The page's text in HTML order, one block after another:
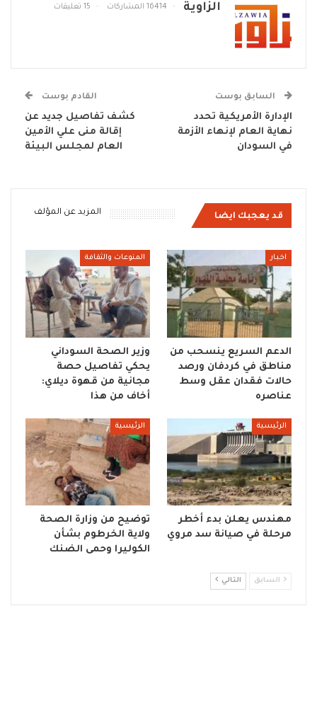
الزاوية 16414 المشاركات 15 تعليقات
السابق بوست
الإدارة الأمريكية تحدد
نهاية العام لإنهاء الأزمة
في السودان
القادم بوست
كشف تفاصيل جديد عن
إقالة منى علي الأمين
العام لمجلس البيئة
قد يعجبك ايضا المزيد عن المؤلف
اخبار
الدعم السريع ينسحب من
مناطق في كردفان ورصد
حالات فقدان عقل وسط
عناصره
المنوعات والثقافة
وزير الصحة السوداني
يحكي تفاصيل حصة
مجانية من قهوة ديلاي:
أخاف من هذا
الرئيسية
مهندس يعلن بدء أخطر
مرحلة في صيانة سد مروي
الرئيسية
توضيح من وزارة الصحة
ولاية الخرطوم بشأن
الكوليرا وحمى الضنك
السابق التالي